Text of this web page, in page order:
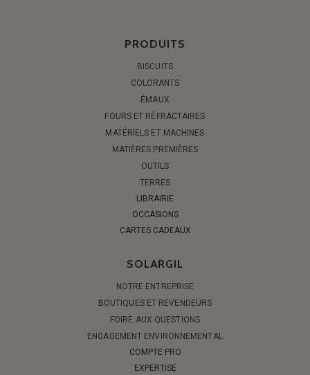
PRODUITS
BISCUITS
COLORANTS
ÉMAUX
FOURS ET RÉFRACTAIRES
MATÉRIELS ET MACHINES
MATIÈRES PREMIÈRES
OUTILS
TERRES
LIBRAIRIE
OCCASIONS
CARTES CADEAUX
SOLARGIL
NOTRE ENTREPRISE
BOUTIQUES ET REVENDEURS
FOIRE AUX QUESTIONS
ENGAGEMENT ENVIRONNEMENTAL
COMPTE PRO
EXPERTISE